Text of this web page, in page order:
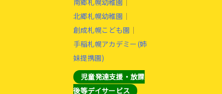
南郷札幌幼稚園 ｜
北郷札幌幼稚園 ｜
創成札幌こども園 ｜
手稲札幌アカデミー(姉
妹提携園)
児童発達支援・放課
後等デイサービス